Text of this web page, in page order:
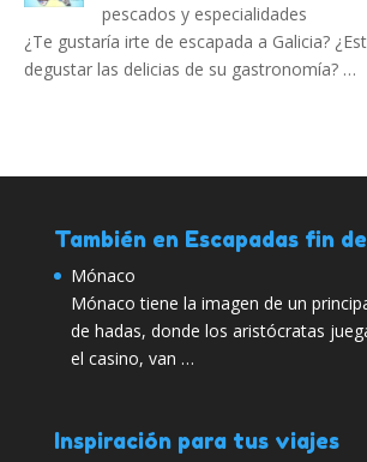
pescados y especialidades
¿Te gustaría irte de escapada a Galicia?
degustar las delicias de su gastronomía? …
También en Escapadas fin
Mónaco
Mónaco tiene la imagen de un
de hadas, donde los aristócratas
el casino, van …
Inspiración para tus viajes